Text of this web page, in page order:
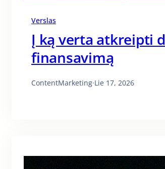
Verslas
Į ką verta atkreipti
finansavimą
ContentMarketing·Lie 17, 2026